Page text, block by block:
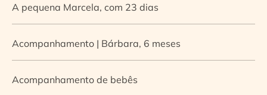
A pequena Marcela, com 23 dias
Acompanhamento | Bárbara, 6 meses
Acompanhamento de bebês